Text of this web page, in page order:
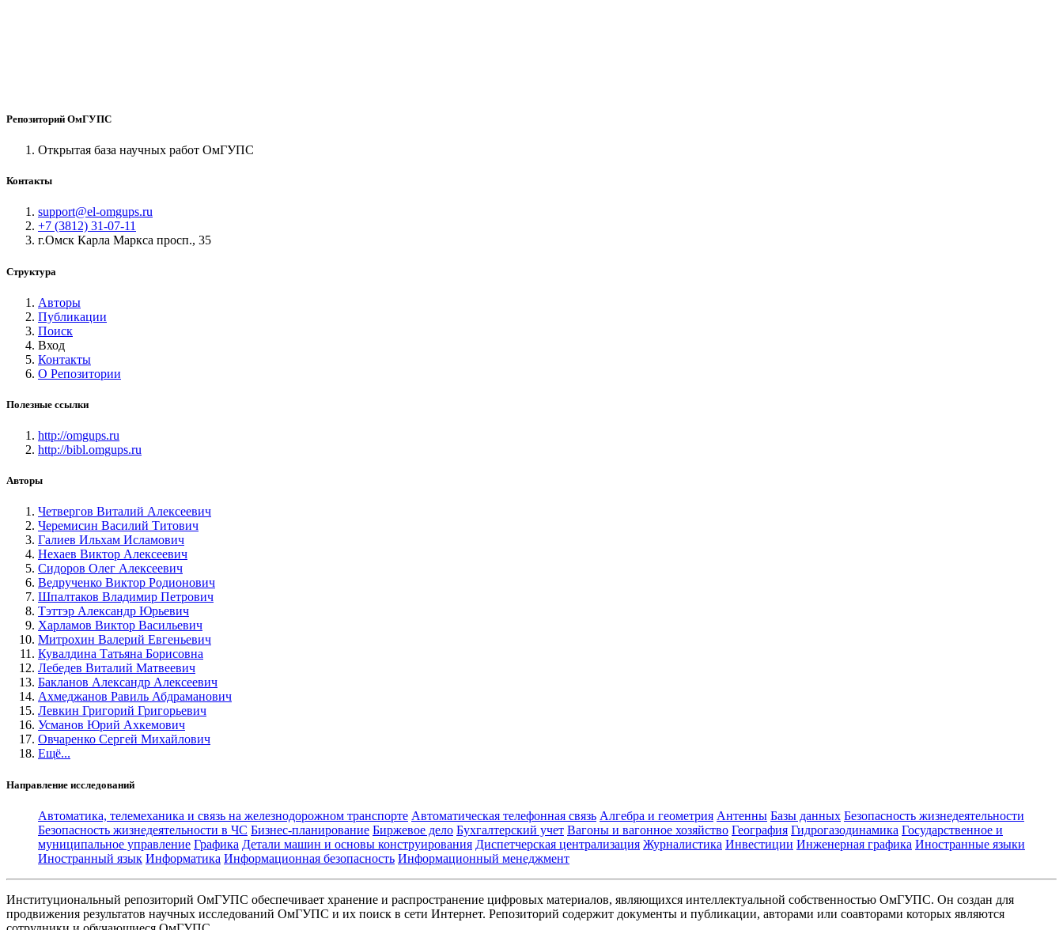
Репозиторий ОмГУПС
Открытая база научных работ ОмГУПС
Контакты
support@el-omgups.ru
+7 (3812) 31-07-11
г.Омск Карла Маркса просп., 35
Структура
Авторы
Публикации
Поиск
Вход
Контакты
О Репозитории
Полезные ссылки
http://omgups.ru
http://bibl.omgups.ru
Авторы
Четвергов Виталий Алексеевич
Черемисин Василий Титович
Галиев Ильхам Исламович
Нехаев Виктор Алексеевич
Сидоров Олег Алексеевич
Ведрученко Виктор Родионович
Шпалтаков Владимир Петрович
Тэттэр Александр Юрьевич
Харламов Виктор Васильевич
Митрохин Валерий Евгеньевич
Кувалдина Татьяна Борисовна
Лебедев Виталий Матвеевич
Бакланов Александр Алексеевич
Ахмеджанов Равиль Абдраманович
Левкин Григорий Григорьевич
Усманов Юрий Ахкемович
Овчаренко Сергей Михайлович
Ещё...
Направление исследований
Автоматика, телемеханика и связь на железнодорожном транспорте Автоматическая телефонная связь Алгебра и геометрия Антенны Базы данных Безопасность жизнедеятельности
Безопасность жизнедеятельности в ЧС Бизнес-планирование Биржевое дело Бухгалтерский учет Вагоны и вагонное хозяйство География Гидрогазодинамика Государственное и
муниципальное управление Графика Детали машин и основы конструирования Диспетчерская централизация Журналистика Инвестиции Инженерная графика Иностранные языки
Иностранный язык Информатика Информационная безопасность Информационный менеджмент
Институциональный репозиторий ОмГУПС обеспечивает хранение и распространение цифровых материалов, являющихся интеллектуальной собственностью ОмГУПС. Он создан для
продвижения результатов научных исследований ОмГУПС и их поиск в сети Интернет. Репозиторий содержит документы и публикации, авторами или соавторами которых являются